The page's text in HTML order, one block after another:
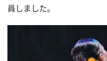
員しました。